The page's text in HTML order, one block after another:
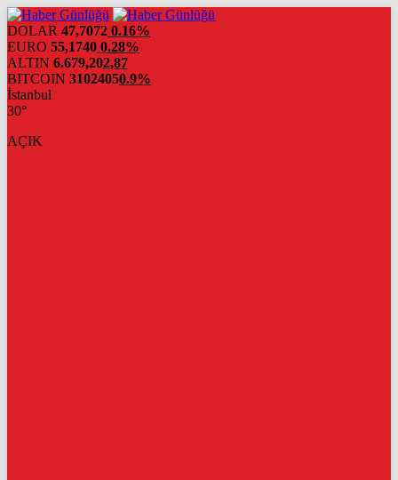
DOLAR 47,7072 0.16%
EURO 55,1740 0.28%
ALTIN 6.679,202,87
BITCOIN 31024050.9%
İstanbul
30°
AÇIK